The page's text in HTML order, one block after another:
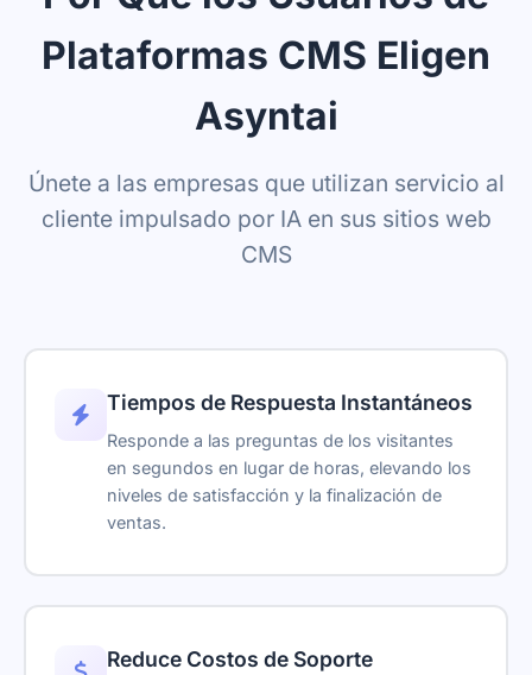
Plataformas CMS Eligen
Asyntai
Únete a las empresas que utilizan servicio al
cliente impulsado por IA en sus sitios web
CMS
Tiempos de Respuesta Instantáneos
Responde a las preguntas de los visitantes
en segundos en lugar de horas, elevando los
niveles de satisfacción y la finalización de
ventas.
Reduce Costos de Soporte